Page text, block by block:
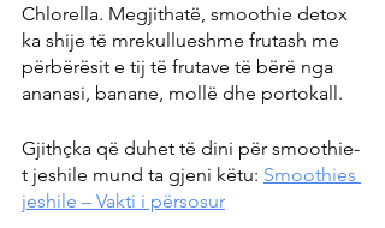
Chlorella. Megjithatë, smoothie detox
ka shije të mrekullueshme frutash me
përbërësit e tij të frutave të bërë nga
ananasi, banane, mollë dhe portokall.
Gjithçka që duhet të dini për smoothie-
t jeshile mund ta gjeni këtu: Smoothies
jeshile – Vakti i përsosur